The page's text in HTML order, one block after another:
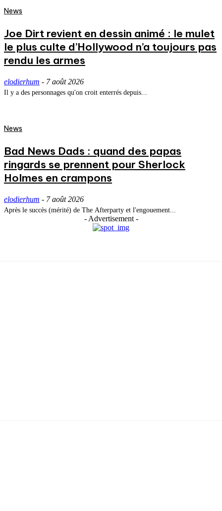
News
Joe Dirt revient en dessin animé : le mulet
le plus culte d’Hollywood n’a toujours pas
rendu les armes
elodierhum - 7 août 2026
Il y a des personnages qu'on croit enterrés depuis...
News
Bad News Dads : quand des papas
ringards se prennent pour Sherlock
Holmes en crampons
elodierhum - 7 août 2026
Après le succès (mérité) de The Afterparty et l'engouement...
- Advertisement -